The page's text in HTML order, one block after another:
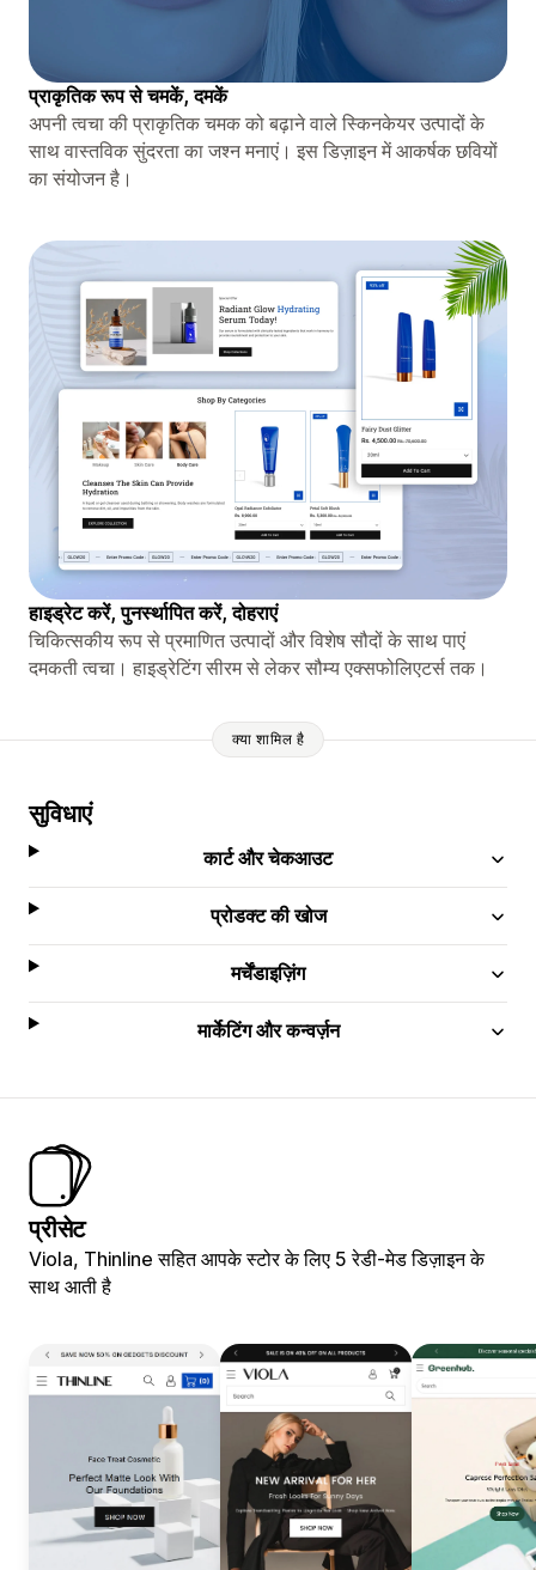
प्राकृतिक रूप से चमकें, दमकें
अपनी त्वचा की प्राकृतिक चमक को बढ़ाने वाले स्किनकेयर उत्पादों के
साथ वास्तविक सुंदरता का जश्न मनाएं। इस डिज़ाइन में आकर्षक छवियों
का संयोजन है।
हाइड्रेट करें, पुनर्स्थापित करें, दोहराएं
चिकित्सकीय रूप से प्रमाणित उत्पादों और विशेष सौदों के साथ पाएं
दमकती त्वचा। हाइड्रेटिंग सीरम से लेकर सौम्य एक्सफोलिएटर्स तक।
क्या शामिल है
सुविधाएं
कार्ट और चेकआउट
प्रोडक्ट की खोज
मर्चेंडाइज़िंग
मार्केटिंग और कन्वर्ज़न
प्रीसेट
Viola, Thinline सहित आपके स्टोर के लिए 5 रेडी-मेड डिज़ाइन के
साथ आती है